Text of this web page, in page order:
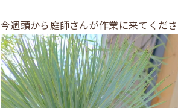
今週頭から庭師さんが作業に来てくだ